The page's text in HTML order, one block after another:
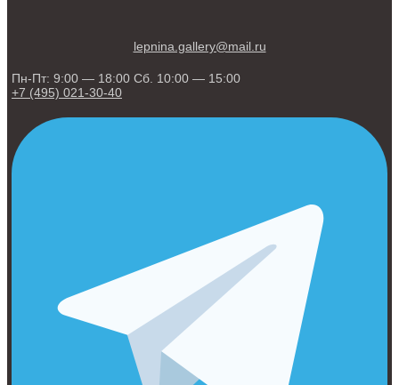
lepnina.gallery@mail.ru
Пн-Пт: 9:00 — 18:00 Сб. 10:00 — 15:00
+7 (495) 021-30-40